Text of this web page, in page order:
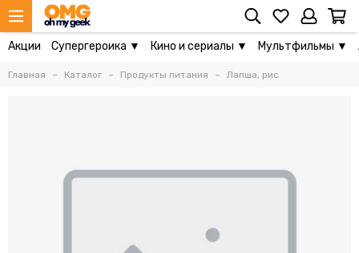
Акции Супергероика ▼ Кино и сериалы ▼ Мультфильмы ▼
Главная Каталог Продукты питания Лапша, рис